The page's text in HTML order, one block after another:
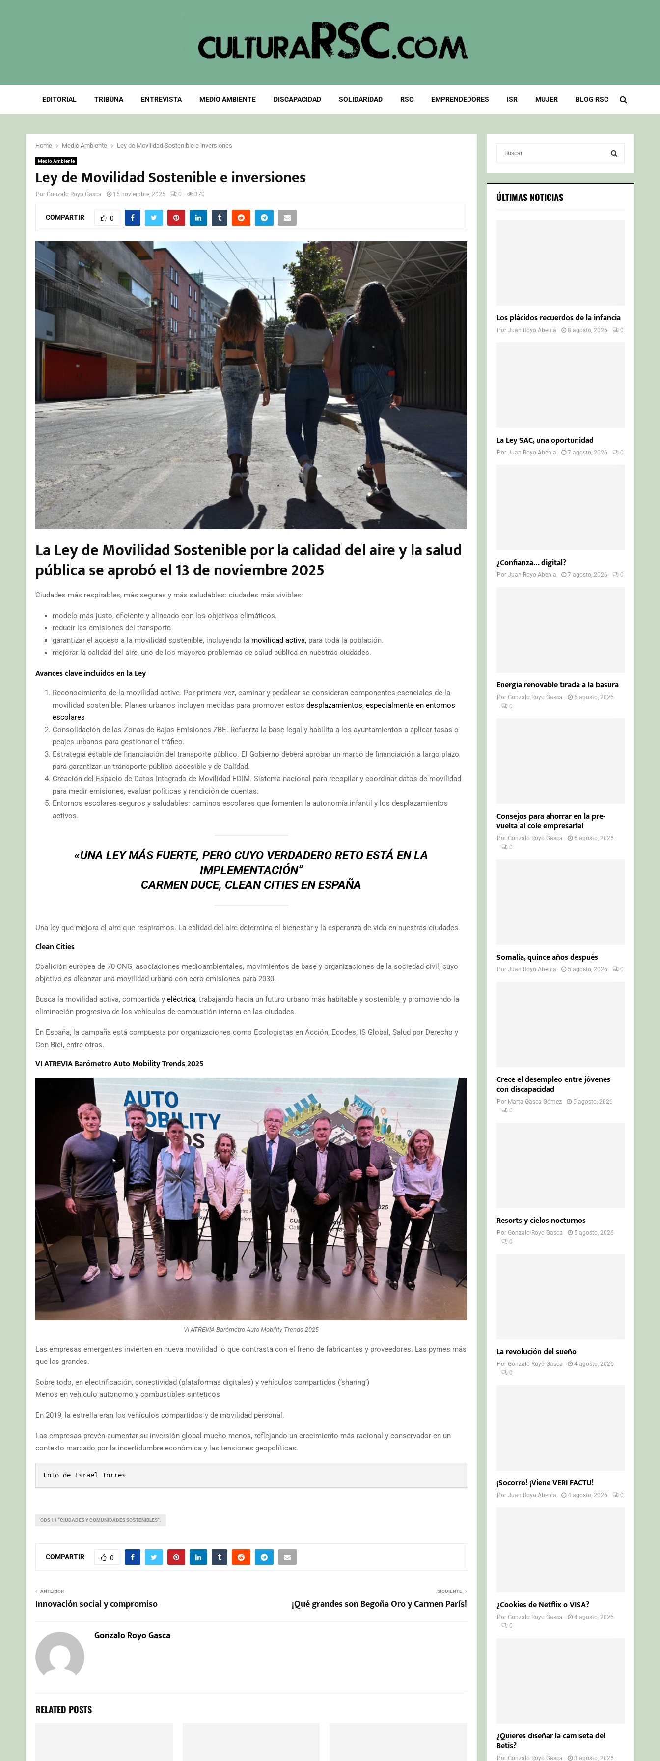
EDITORIAL TRIBUNA ENTREVISTA MEDIO AMBIENTE DISCAPACIDAD SOLIDARIDAD RSC EMPRENDEDORES ISR MUJER BLOG RSC
Home Medio Ambiente Ley de Movilidad Sostenible e inversiones
Medio Ambiente
Ley de Movilidad Sostenible e inversiones
Por Gonzalo Royo Gasca 15 noviembre, 2025 0 370
COMPARTIR 0
La Ley de Movilidad Sostenible por la calidad del aire y la salud
pública se aprobó el 13 de noviembre 2025
Ciudades más respirables, más seguras y más saludables: ciudades más vivibles:
modelo más justo, eficiente y alineado con los objetivos climáticos.
reducir las emisiones del transporte
garantizar el acceso a la movilidad sostenible, incluyendo la movilidad activa, para toda la población.
mejorar la calidad del aire, uno de los mayores problemas de salud pública en nuestras ciudades.
Avances clave incluidos en la Ley
Reconocimiento de la movilidad active. Por primera vez, caminar y pedalear se consideran componentes esenciales de la
movilidad sostenible. Planes urbanos incluyen medidas para promover estos desplazamientos, especialmente en entornos
escolares
Consolidación de las Zonas de Bajas Emisiones ZBE. Refuerza la base legal y habilita a los ayuntamientos a aplicar tasas o
peajes urbanos para gestionar el tráfico.
Estrategia estable de financiación del transporte público. El Gobierno deberá aprobar un marco de financiación a largo plazo
para garantizar un transporte público accesible y de Calidad.
Creación del Espacio de Datos Integrado de Movilidad EDIM. Sistema nacional para recopilar y coordinar datos de movilidad
para medir emisiones, evaluar políticas y rendición de cuentas.
Entornos escolares seguros y saludables: caminos escolares que fomenten la autonomía infantil y los desplazamientos
activos.
«UNA LEY MÁS FUERTE, PERO CUYO VERDADERO RETO ESTÁ EN LA
IMPLEMENTACIÓN”
CARMEN DUCE, CLEAN CITIES EN ESPAÑA
Una ley que mejora el aire que respiramos. La calidad del aire determina el bienestar y la esperanza de vida en nuestras ciudades.
Clean Cities
Coalición europea de 70 ONG, asociaciones medioambientales, movimientos de base y organizaciones de la sociedad civil, cuyo
objetivo es alcanzar una movilidad urbana con cero emisiones para 2030.
Busca la movilidad activa, compartida y eléctrica, trabajando hacia un futuro urbano más habitable y sostenible, y promoviendo la
eliminación progresiva de los vehículos de combustión interna en las ciudades.
En España, la campaña está compuesta por organizaciones como Ecologistas en Acción, Ecodes, IS Global, Salud por Derecho y
Con Bici, entre otras.
VI ATREVIA Barómetro Auto Mobility Trends 2025
VI ATREVIA Barómetro Auto Mobility Trends 2025
Las empresas emergentes invierten en nueva movilidad lo que contrasta con el freno de fabricantes y proveedores. Las pymes más
que las grandes.
Sobre todo, en electrificación, conectividad (plataformas digitales) y vehículos compartidos (‘sharing’)
Menos en vehículo autónomo y combustibles sintéticos
En 2019, la estrella eran los vehículos compartidos y de movilidad personal.
Las empresas prevén aumentar su inversión global mucho menos, reflejando un crecimiento más racional y conservador en un
contexto marcado por la incertidumbre económica y las tensiones geopolíticas.
Foto de Israel Torres
ODS 11 “CIUDADES Y COMUNIDADES SOSTENIBLES”.
COMPARTIR 0
ANTERIOR
Innovación social y compromiso
SIGUIENTE
¡Qué grandes son Begoña Oro y Carmen París!
Gonzalo Royo Gasca
RELATED POSTS
c
h
S
ÚLTIMAS NOTICIAS
Los plácidos recuerdos de la infancia
PorJuan Royo Abenia 8 agosto, 2026 0
La Ley SAC, una oportunidad
PorJuan Royo Abenia 7 agosto, 2026 0
¿Confianza… digital?
PorJuan Royo Abenia 7 agosto, 2026 0
Energía renovable tirada a la basura
PorGonzalo Royo Gasca
6 agosto, 2026
0
Consejos para ahorrar en la pre-
vuelta al cole empresarial
PorGonzalo Royo Gasca
6 agosto, 2026
0
Somalia, quince años después
PorJuan Royo Abenia 5 agosto, 2026 0
Crece el desempleo entre jóvenes
con discapacidad
Por Marta Gasca Gómez
5 agosto, 2026
0
Resorts y cielos nocturnos
PorGonzalo Royo Gasca
5 agosto, 2026
0
La revolución del sueño
PorGonzalo Royo Gasca
4 agosto, 2026
0
¡Socorro! ¡Viene VERI FACTU!
PorJuan Royo Abenia 4 agosto, 2026 0
¿Cookies de Netflix o VISA?
PorGonzalo Royo Gasca
4 agosto, 2026
0
¿Quieres diseñar la camiseta del
Betis?
PorGonzalo Royo Gasca 3 agosto, 2026